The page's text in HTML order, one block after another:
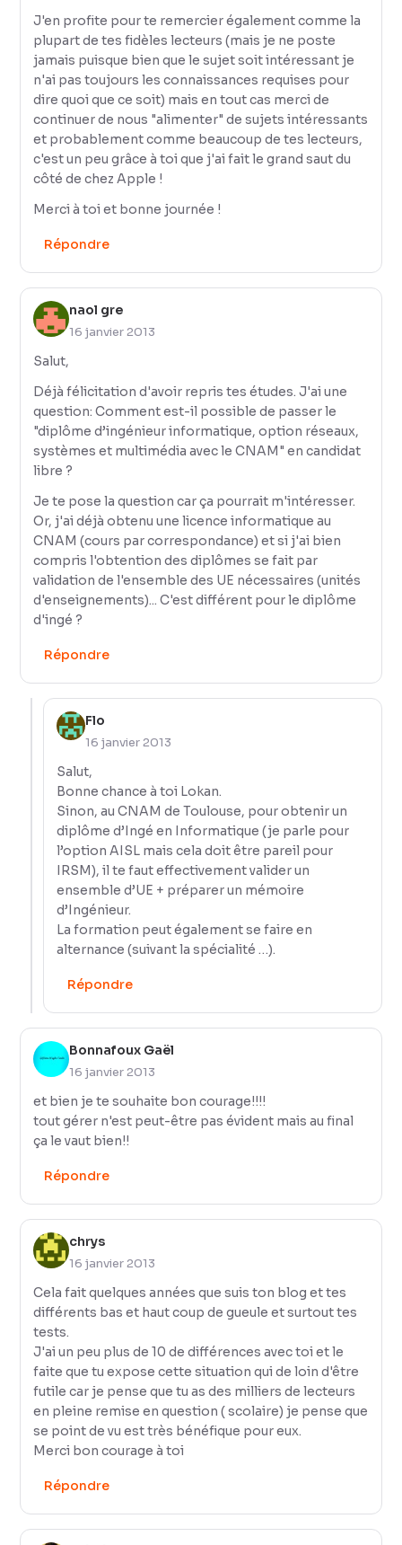
J'en profite pour te remercier également comme la
plupart de tes fidèles lecteurs (mais je ne poste
jamais puisque bien que le sujet soit intéressant je
n'ai pas toujours les connaissances requises pour
dire quoi que ce soit) mais en tout cas merci de
continuer de nous "alimenter" de sujets intéressants
et probablement comme beaucoup de tes lecteurs,
c'est un peu grâce à toi que j'ai fait le grand saut du
côté de chez Apple !
Merci à toi et bonne journée !
Répondre
naol gre
16 janvier 2013
Salut,
Déjà félicitation d'avoir repris tes études. J'ai une
question: Comment est-il possible de passer le
"diplôme d’ingénieur informatique, option réseaux,
systèmes et multimédia avec le CNAM" en candidat
libre ?
Je te pose la question car ça pourrait m'intéresser.
Or, j'ai déjà obtenu une licence informatique au
CNAM (cours par correspondance) et si j'ai bien
compris l'obtention des diplômes se fait par
validation de l'ensemble des UE nécessaires (unités
d'enseignements)... C'est différent pour le diplôme
d'ingé ?
Répondre
Flo
16 janvier 2013
Salut,
Bonne chance à toi Lokan.
Sinon, au CNAM de Toulouse, pour obtenir un
diplôme d’Ingé en Informatique (je parle pour
l’option AISL mais cela doit être pareil pour
IRSM), il te faut effectivement valider un
ensemble d’UE + préparer un mémoire
d’Ingénieur.
La formation peut également se faire en
alternance (suivant la spécialité …).
Répondre
Bonnafoux Gaël
16 janvier 2013
et bien je te souhaite bon courage!!!!
tout gérer n'est peut-être pas évident mais au final
ça le vaut bien!!
Répondre
chrys
16 janvier 2013
Cela fait quelques années que suis ton blog et tes
différents bas et haut coup de gueule et surtout tes
tests.
J'ai un peu plus de 10 de différences avec toi et le
faite que tu expose cette situation qui de loin d'être
futile car je pense que tu as des milliers de lecteurs
en pleine remise en question ( scolaire) je pense que
se point de vu est très bénéfique pour eux.
Merci bon courage à toi
Répondre